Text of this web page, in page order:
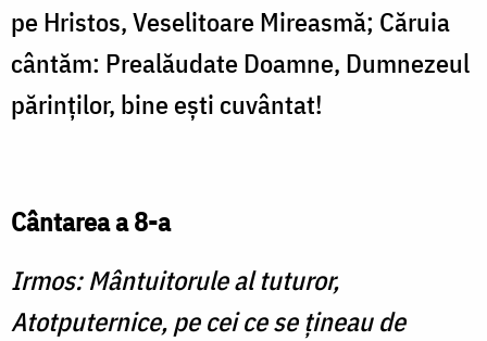
pe Hristos, Veselitoare Mireasmă; Căruia
cântăm: Prealăudate Doamne, Dumnezeul
părinţi­lor, bine eşti cuvântat!
Cântarea a 8-a
Irmos: Mântuitorule al tuturor,
Atotputernice, pe cei ce se ţineau de